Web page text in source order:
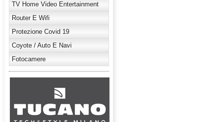
TV Home Video Entertainment
Router E Wifi
Protezione Covid 19
Coyote / Auto E Navi
Fotocamere